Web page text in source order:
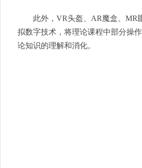
此外，VR头盔、AR魔盒、MR
拟数字技术，将理论课程中部分操
论知识的理解和消化。